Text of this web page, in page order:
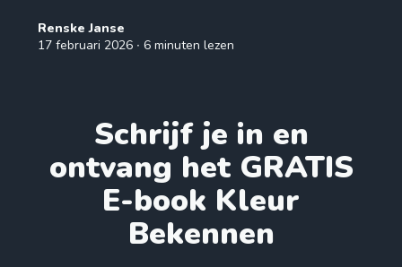
Renske Janse
17 februari 2026 ∙ 6 minuten lezen
Schrijf je in en
ontvang het GRATIS
E-book Kleur
Bekennen